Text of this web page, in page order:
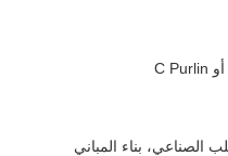
الصناعي، بناء المباني